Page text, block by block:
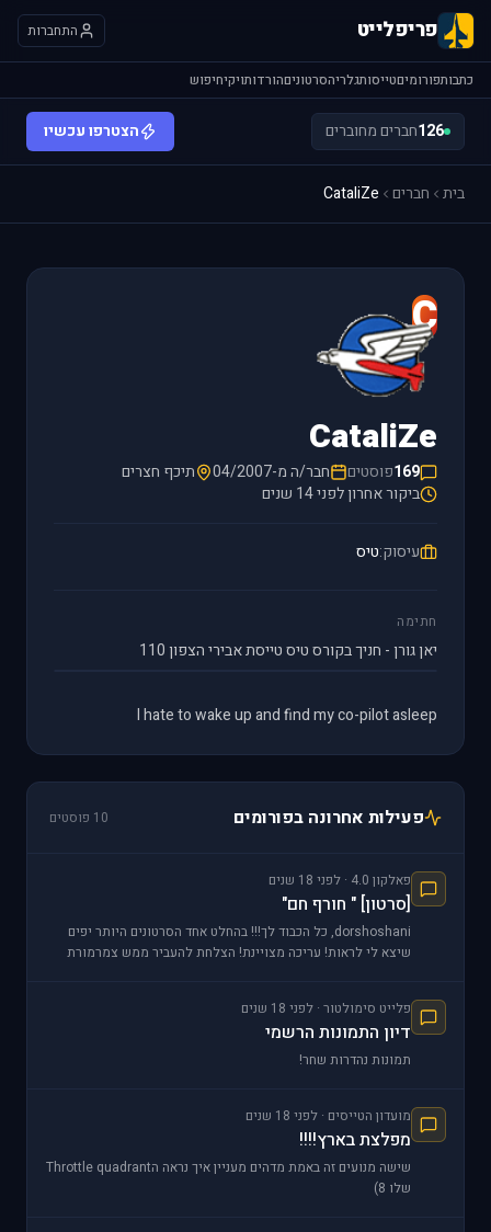
פריפלייט התחברות
כתבותפורומיםטייסותגלריהסרטוניםהורדותויקיחיפוש
126חברים מחוברים הצטרפו עכשיו
בית חברים CataliZe
C
CataliZe
169פוסטים חבר/ה מ-04/2007
תיכף חצרים
ביקור אחרון לפני 14 שנים
עיסוק:טיס
חתימה
יאן גורן - חניך בקורס טיס טייסת אבירי הצפון 110
I hate to wake up and find my co-pilot asleep
פעילות אחרונה בפורומים 10 פוסטים
פאלקון 4.0 · לפני 18 שנים
[סרטון] " חורף חם"
dorshoshani, כל הכבוד לך!!! בהחלט אחד הסרטונים היותר יפים
שיצא לי לראות! עריכה מצויינת! הצלחת להעביר ממש צמרמורת
פלייט סימולטור · לפני 18 שנים
דיון התמונות הרשמי
תמונות נהדרות שחר!
מועדון הטייסים · לפני 18 שנים
מפלצת בארץ!!!!
שישה מנועים זה באמת מדהים מעניין איך נראה הThrottle quadrant
שלו 8)